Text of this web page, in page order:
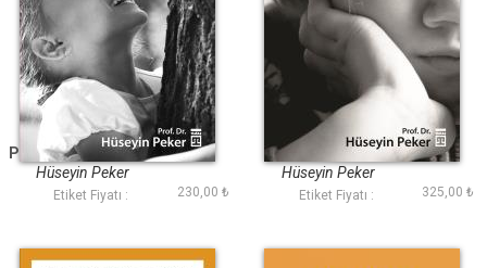
Şükür ve Kanaat
Psikolojisi ve Eğitimi
Hüseyin Peker
Etiket Fiyatı : 230,00 ₺
Zor Çocuk Yoktur
Hüseyin Peker
Etiket Fiyatı : 325,00 ₺